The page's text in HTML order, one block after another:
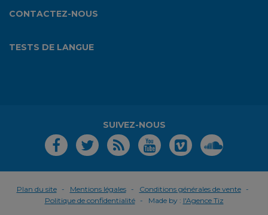
CONTACTEZ-NOUS
TESTS DE LANGUE
SUIVEZ-NOUS
Plan du site Mentions légales
Conditions générales de vente
Politique de confidentialité
Made by : l'Agence Tiz